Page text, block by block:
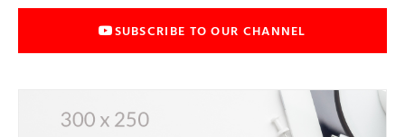
SUBSCRIBE TO OUR CHANNEL